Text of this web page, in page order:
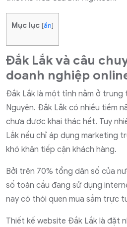
Mục lục [ẩn]
Đắk Lắk và câu
doanh nghiệp
Đắk Lắk là một tỉnh nằm ở trung
Nguyên. Đắk Lắk có nhiều tiềm
chưa được khai thác hết. Tuy
Lắk nếu chỉ áp dụng marketing
khó khăn tiếp cận khách hàng.
Bởi trên 70% tổng dân số của
số toàn cầu đang sử dụng
nay có thói quen mua sắm trực
Thiết kế website Đắk Lắk là đặt